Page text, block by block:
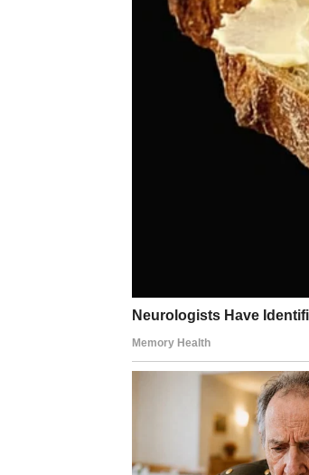
LJUBAV –
U ljubavi ste često davali
dolazi trenutak jasnoće.
Ako ste u vezi – odnos
nesigurnosti, sada se
Slobodne Vage mogu
Za neke Vage moguć je
Moćna ruka sudbine vas